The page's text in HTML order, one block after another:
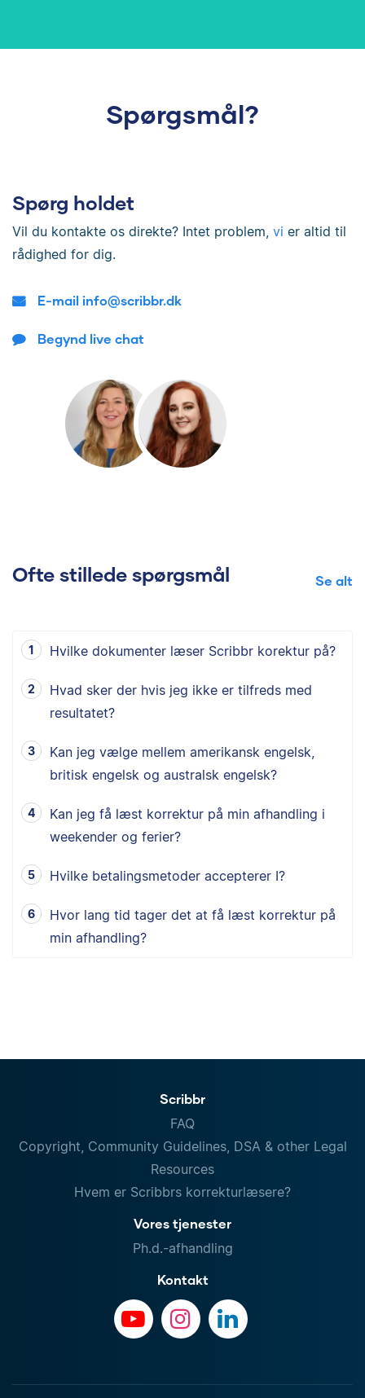
Spørgsmål?
Spørg holdet
Vil du kontakte os direkte? Intet problem, vi er altid til
rådighed for dig.
E-mail info@scribbr.dk
Begynd live chat
Ofte stillede spørgsmål Se alt
Hvilke dokumenter læser Scribbr korektur på?
Hvad sker der hvis jeg ikke er tilfreds med
resultatet?
Kan jeg vælge mellem amerikansk engelsk,
britisk engelsk og australsk engelsk?
Kan jeg få læst korrektur på min afhandling i
weekender og ferier?
Hvilke betalingsmetoder accepterer I?
Hvor lang tid tager det at få læst korrektur på
min afhandling?
Scribbr
FAQ
Copyright, Community Guidelines, DSA & other Legal
Resources
Hvem er Scribbrs korrekturlæsere?
Vores tjenester
Ph.d.-afhandling
Kontakt